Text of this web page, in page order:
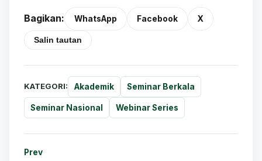
Bagikan: WhatsApp Facebook X
Salin tautan
KATEGORI: Akademik Seminar Berkala
Seminar Nasional Webinar Series
Prev